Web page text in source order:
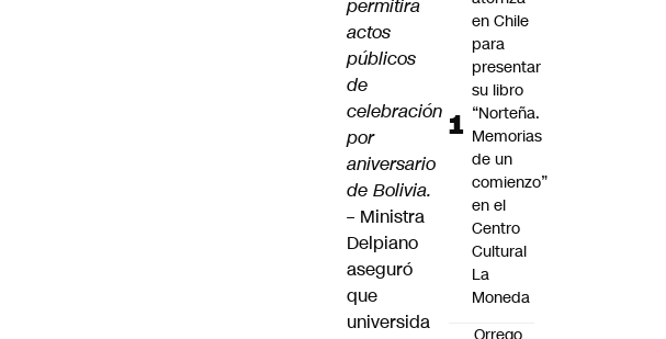
permitirá
actos
públicos
de
celebración
por
aniversario
de Bolivia.
– Ministra
Delpiano
aseguró
que
universida
en Chile
para
presentar
su libro
“Norteña.
Memorias
de un
comienzo”
en el
Centro
Cultural
La
Moneda